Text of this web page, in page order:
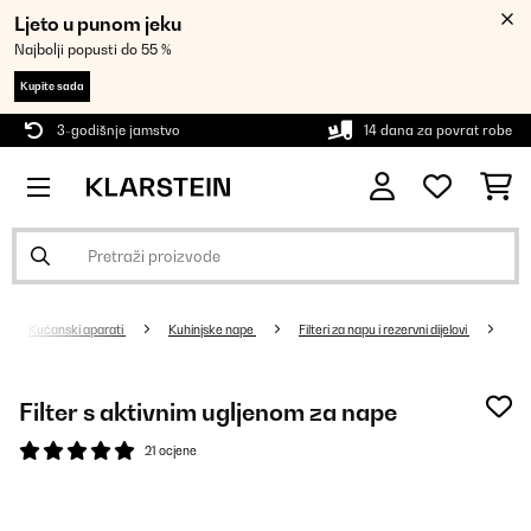
Ljeto u punom jeku
Najbolji popusti do 55 %
Kupite sada
3-godišnje jamstvo 14 dana za povrat robe
Kućanski aparati Kuhinjske nape Filteri za napu i rezervni dijelovi
Filter s aktivnim ugljenom za nape
21 ocjene